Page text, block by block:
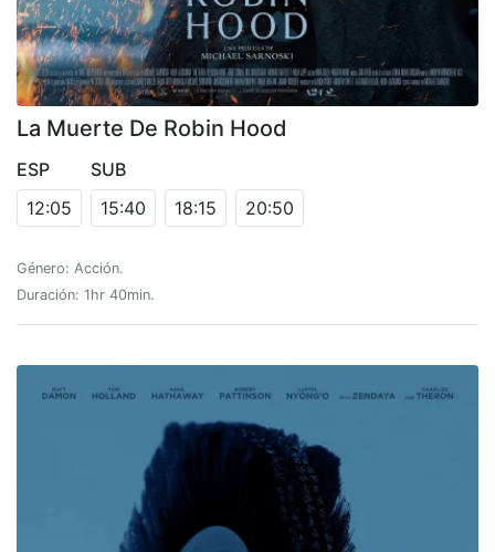
La Muerte De Robin Hood
ESP
12:05
SUB
15:40
18:15 20:50
Género: Acción.
Duración: 1hr 40min.